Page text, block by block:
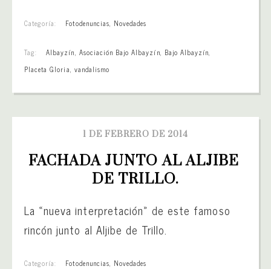
Categoría: Fotodenuncias, Novedades
Tag: Albayzín, Asociación Bajo Albayzín, Bajo Albayzín,
Placeta Gloria, vandalismo
1 DE FEBRERO DE 2014
FACHADA JUNTO AL ALJIBE
DE TRILLO.
La «nueva interpretación» de este famoso
rincón junto al Aljibe de Trillo.
Categoría: Fotodenuncias, Novedades